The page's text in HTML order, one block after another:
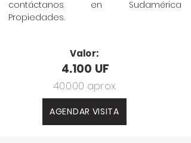
contáctanos en Sudamérica
Propiedades.
Valor:
4.100 UF
40.000 aprox.
AGENDAR VISITA